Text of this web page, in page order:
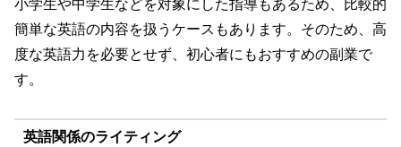
小学生や中学生などを対象にした指導もあるため、比較的
簡単な英語の内容を扱うケースもあります。そのため、高
度な英語力を必要とせず、初心者にもおすすめの副業で
す。
英語関係のライティング